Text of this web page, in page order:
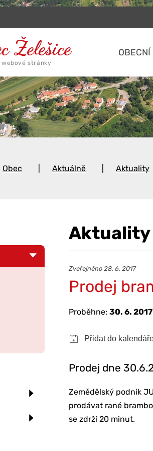
OBECNÍ
Obec Aktuálně Aktuality
Aktuality
Zveřejněno 28. 6. 2017
Prodej
Proběhne: 30. 6. 2017
Prodej dne
Zemědělský podnik
prodávat rané
se zdrží 20 minut.